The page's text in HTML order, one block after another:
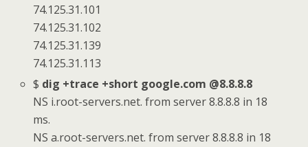
74.125.31.101
74.125.31.102
74.125.31.139
74.125.31.113
$ dig +trace +short google.com @8.8.8.8
NS i.root-servers.net. from server 8.8.8.8 in 18
ms.
NS a.root-servers.net. from server 8.8.8.8 in 18